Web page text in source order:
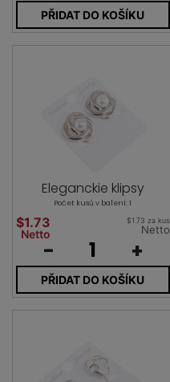
PŘIDAT DO KOŠÍKU
Eleganckie klipsy
Počet kusů v balení: 1
$1.73
Netto
$1.73 za kus
Netto
- +
PŘIDAT DO KOŠÍKU